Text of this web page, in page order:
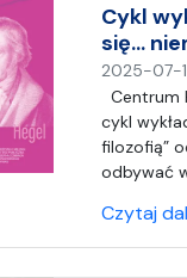
Cykl
się…
2025-07-
Centrum
cykl
filozofią”
odbywać
Czytaj